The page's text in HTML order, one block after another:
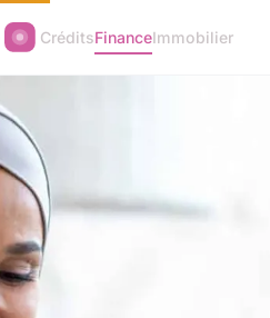
CréditsFinanceImmobilier